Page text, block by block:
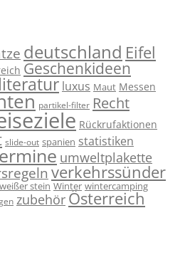
deutschland Eifel
Geschenkideen
literatur luxus Maut Messen
partikel-filter Recht
Rückrufaktionen
slide-out spanien statistiken
umweltplakette
verkehrssünder
weißer stein Winter wintercamping
zubehör Österreich